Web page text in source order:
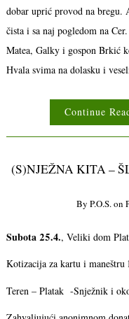
dobar uprić provod na bregu.
čista i sa naj pogledom na
Matea, Galky i gospon Brkić
Hvala svima na dolasku i
Continue
(S)NJEŽNA KITA –
By P.o.s.on
Subota 25.4., Veliki dom
Kotizacija za kartu i maneštru
Teren – Platak -Snježnik i